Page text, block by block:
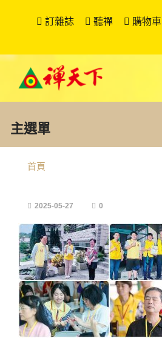
訂雜誌 聽禪 購物車
主選單
首頁
2025-05-27 0